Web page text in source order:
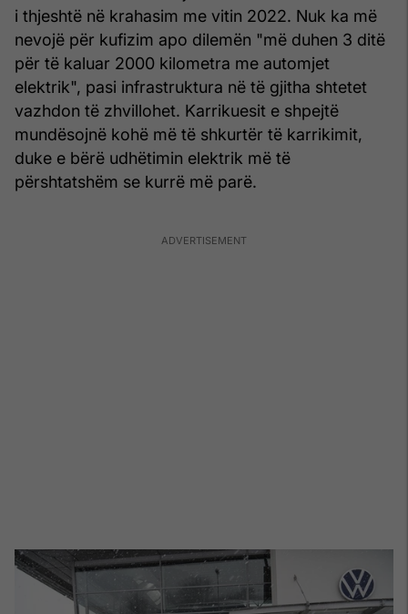
i thjeshtë në krahasim me vitin 2022. Nuk ka më
nevojë për kufizim apo dilemën "më duhen 3 ditë
për të kaluar 2000 kilometra me automjet
elektrik", pasi infrastruktura në të gjitha shtetet
vazhdon të zhvillohet. Karrikuesit e shpejtë
mundësojnë kohë më të shkurtër të karrikimit,
duke e bërë udhëtimin elektrik më të
përshtatshëm se kurrë më parë.